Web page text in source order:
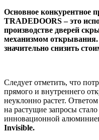
Основное конкурентное
TRADEDOORS ‒ это
производстве дверей
механизмом открывания.
значительно снизить
Следует отметить, что
прямого и внутреннего
неуклонно растет.
на растущие запросы
инновационной
Invisible.